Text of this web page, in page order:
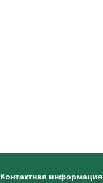
Контактная информация